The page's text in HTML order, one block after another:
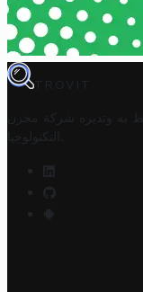
TROVIT
به وتديره
شركة مخزن
التكنولوجيا